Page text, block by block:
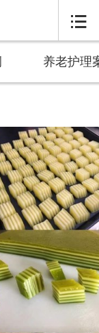

养老护理